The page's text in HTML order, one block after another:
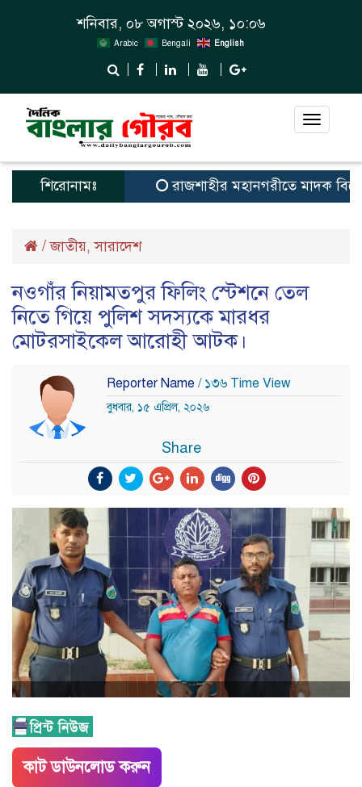
শনিবার, ০৮ অগাস্ট ২০২৬, ১০:০৬
Arabic Bengali English
Toggle
শিরোনামঃ রাজশাহীর মহানগরীতে মাদক
/জাতীয়,সারাদেশ
নওগাঁর নিয়ামতপুর ফিলিং স্টেশনে তেল
নিতে গিয়ে পুলিশ সদস্যকে মারধর
মোটরসাইকেল আরোহী আটক।
Reporter Name / ১৩৬ Time View
বুধবার, ১৫ এপ্রিল, ২০২৬
Share
কাট ডাউনলোড করুন